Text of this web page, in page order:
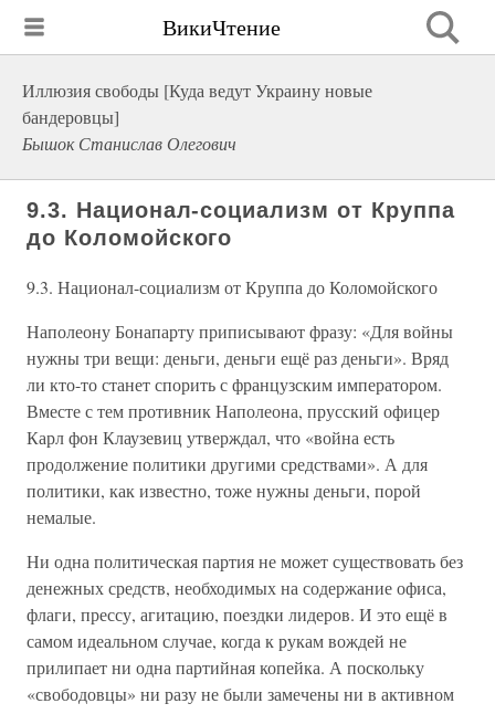
ВикиЧтение
Иллюзия свободы [Куда ведут Украину новые
бандеровцы]
Бышок Станислав Олегович
9.3. Национал-социализм от Круппа
до Коломойского
9.3. Национал-социализм от Круппа до Коломойского
Наполеону Бонапарту приписывают фразу: «Для войны
нужны три вещи: деньги, деньги ещё раз деньги». Вряд
ли кто-то станет спорить с французским императором.
Вместе с тем противник Наполеона, прусский офицер
Карл фон Клаузевиц утверждал, что «война есть
продолжение политики другими средствами». А для
политики, как известно, тоже нужны деньги, порой
немалые.
Ни одна политическая партия не может существовать без
денежных средств, необходимых на содержание офиса,
флаги, прессу, агитацию, поездки лидеров. И это ещё в
самом идеальном случае, когда к рукам вождей не
прилипает ни одна партийная копейка. А поскольку
«свободовцы» ни разу не были замечены ни в активном